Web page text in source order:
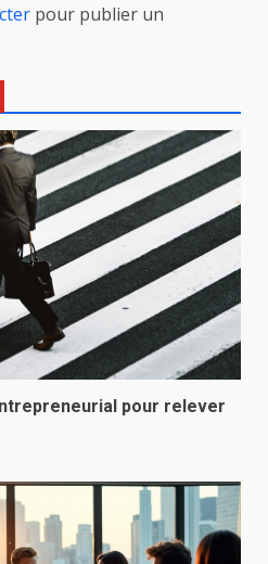
pour publier un
pour relever